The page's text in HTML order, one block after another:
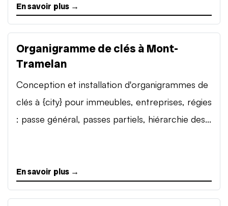
En savoir plus →
Organigramme de clés à Mont-
Tramelan
Conception et installation d'organigrammes de
clés à {city} pour immeubles, entreprises, régies
: passe général, passes partiels, hiérarchie des...
En savoir plus →